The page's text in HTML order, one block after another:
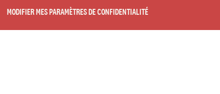
MODIFIER MES PARAMÈTRES DE CONFIDENTIALITÉ